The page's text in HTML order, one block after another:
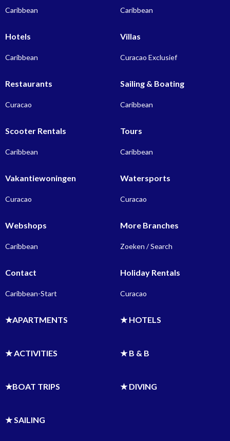
Caribbean Caribbean
Hotels
Caribbean
Villas
Curacao Exclusief
Restaurants
Curacao
Sailing & Boating
Caribbean
Scooter Rentals
Caribbean
Tours
Caribbean
Vakantiewoningen
Curacao
Watersports
Curacao
Webshops
Caribbean
More Branches
Zoeken / Search
Contact
Caribbean-Start
Holiday Rentals
Curacao
★APARTMENTS ★ HOTELS
★ ACTIVITIES ★ B & B
★BOAT TRIPS ★ DIVING
★ SAILING